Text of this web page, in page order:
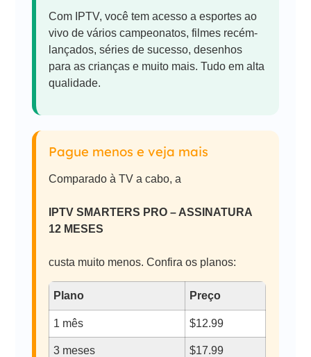
Com IPTV, você tem acesso a esportes ao
vivo de vários campeonatos, filmes recém-
lançados, séries de sucesso, desenhos
para as crianças e muito mais. Tudo em alta
qualidade.
Pague menos e veja mais
Comparado à TV a cabo, a
IPTV SMARTERS PRO – ASSINATURA
12 MESES
custa muito menos. Confira os planos:
Plano Preço
1 mês $12.99
3 meses $17.99